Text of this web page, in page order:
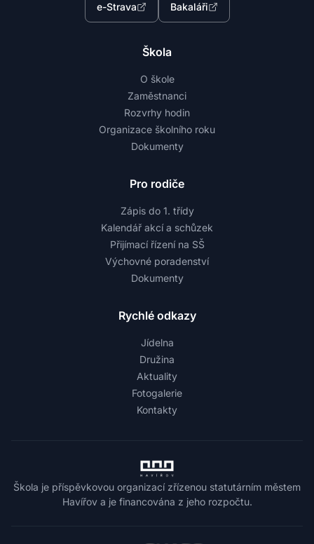
e-Strava Bakaláři
Škola
O škole
Zaměstnanci
Rozvrhy hodin
Organizace školního roku
Dokumenty
Pro rodiče
Zápis do 1. třídy
Kalendář akcí a schůzek
Přijímací řízení na SŠ
Výchovné poradenství
Dokumenty
Rychlé odkazy
Jídelna
Družina
Aktuality
Fotogalerie
Kontakty
Škola je příspěvkovou organizací zřízenou statutárním městem
Havířov a je financována z jeho rozpočtu.